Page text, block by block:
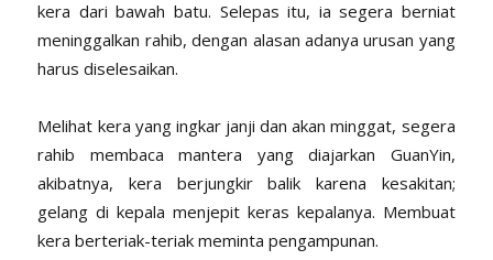
kera dari bawah batu. Selepas itu, ia segera berniat
meninggalkan rahib, dengan alasan adanya urusan yang
harus diselesaikan.
Melihat kera yang ingkar janji dan akan minggat, segera
rahib membaca mantera yang diajarkan GuanYin,
akibatnya, kera berjungkir balik karena kesakitan;
gelang di kepala menjepit keras kepalanya. Membuat
kera berteriak-teriak meminta pengampunan.